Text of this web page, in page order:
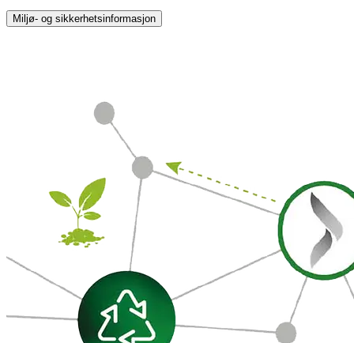
Miljø- og sikkerhetsinformasjon